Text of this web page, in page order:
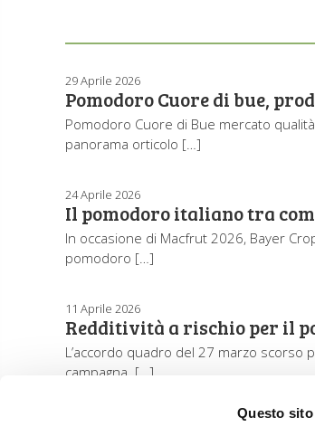
Questo
29 Aprile 2026
Pomodoro Cuore di bue,
Pomodoro Cuore di Bue mercato
panorama orticolo […]
24 Aprile 2026
Il pomodoro italiano tra
In occasione di Macfrut 2026, Bayer
pomodoro […]
11 Aprile 2026
Redditività a rischio per il
L’accordo quadro del 27 marzo
campagna. […]